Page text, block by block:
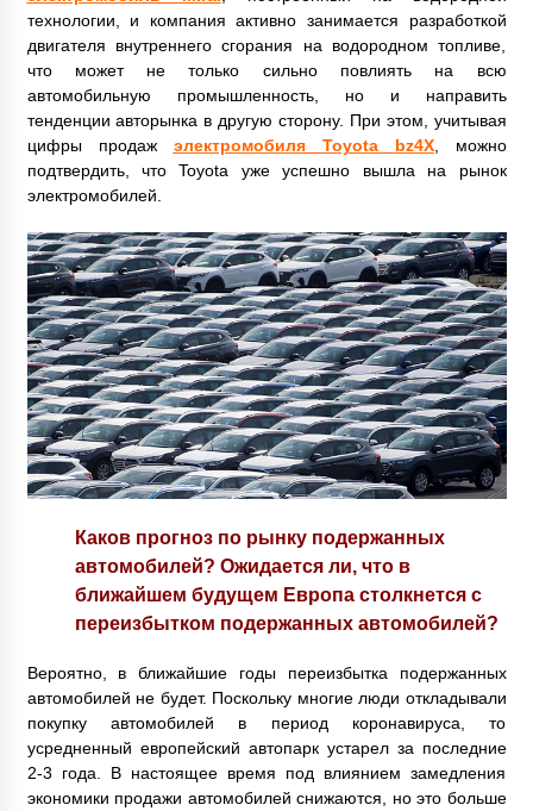
технологии, и компания активно занимается разработкой
двигателя внутреннего сгорания на водородном топливе,
что может не только сильно повлиять на всю
автомобильную промышленность, но и направить
тенденции авторынка в другую сторону. При этом, учитывая
цифры продаж электромобиля Toyota bz4X, можно
подтвердить, что Toyota уже успешно вышла на рынок
электромобилей.
Каков прогноз по рынку подержанных
автомобилей? Ожидается ли, что в
ближайшем будущем Европа столкнется с
переизбытком подержанных автомобилей?
Вероятно, в ближайшие годы переизбытка подержанных
автомобилей не будет. Поскольку многие люди откладывали
покупку автомобилей в период коронавируса, то
усредненный европейский автопарк устарел за последние
2-3 года. В настоящее время под влиянием замедления
экономики продажи автомобилей снижаются, но это больше